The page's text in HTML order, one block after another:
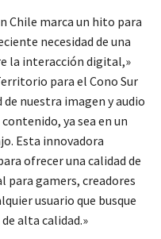
Chile marca un hito para
necesidad de una
la interacción digital,»
para el Cono Sur
de nuestra imagen y audio
ya sea en un
Esta innovadora
ofrecer una calidad de
para gamers, creadores
usuario que busque
alta calidad.»